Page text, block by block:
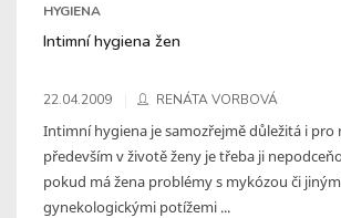
HYGIENA
Intimní hygiena žen
22.04.2009 RENÁTA VORBOVÁ
Intimní hygiena je samozřejmě důležitá i pro
především v životě ženy je třeba ji
pokud má žena problémy s mykózou či
gynekologickými potížemi ...